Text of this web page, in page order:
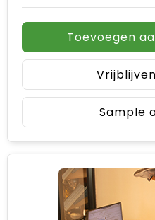
Toevoegen
Sample